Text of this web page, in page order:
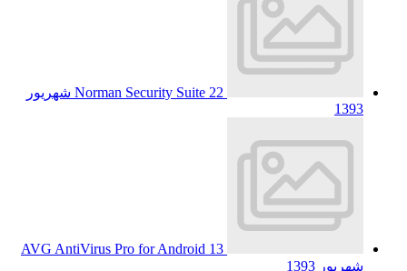
Norman Security Suite 22 شهریور
1393
AVG AntiVirus Pro for Android 13
شهریور 1393